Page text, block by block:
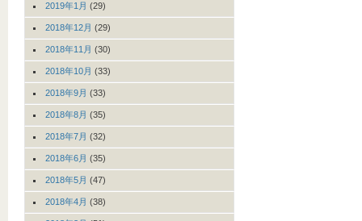
2019年1月 (29)
2018年12月 (29)
2018年11月 (30)
2018年10月 (33)
2018年9月 (33)
2018年8月 (35)
2018年7月 (32)
2018年6月 (35)
2018年5月 (47)
2018年4月 (38)